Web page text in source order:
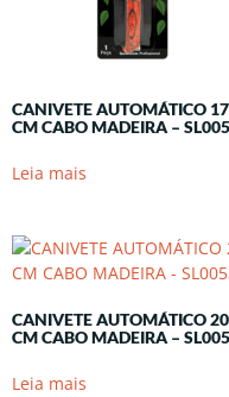
CANIVETE AUTOMÁTICO 17
CM CABO MADEIRA –
Leia mais
CANIVETE AUTOMÁTICO 20
CM CABO MADEIRA –
Leia mais